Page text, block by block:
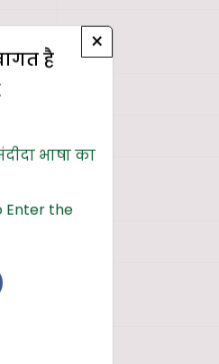
×
है
भाषा का
Enter the